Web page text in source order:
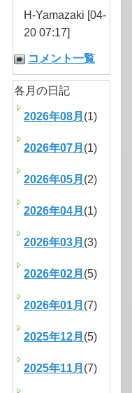
H-Yamazaki [04-
20 07:17]
コメント一覧
各月の日記
2026年08月 (1)
2026年07月 (1)
2026年05月 (2)
2026年04月 (1)
2026年03月 (3)
2026年02月 (5)
2026年01月 (7)
2025年12月 (5)
2025年11月 (7)